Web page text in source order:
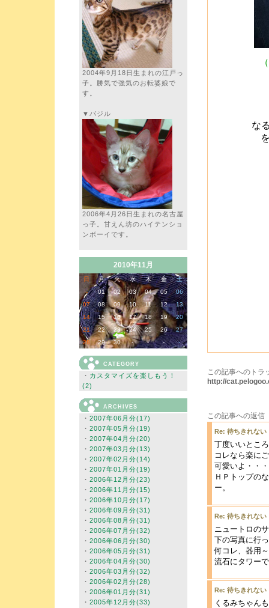
2004年9月18日生まれの江戸っ
子。勝気で強気のお転婆娘で
す。
▼バジル
2006年4月26日生まれの名古屋
っ子。甘えん坊のハイテンショ
ンボーイです。
2010年11月
日 月 火 水 木 金
土
-
01 02 03 04 05
06
07
08 09 10 11 12
13
14
15 16 17 18 19
20
21
22 23 24 25 26
27
28
29 30 - - - -
CATEGORY
・ カスタマイズを楽しもう！
(2)
ARCHIVES
・ 2007年06月分(17)
・ 2007年05月分(19)
・ 2007年04月分(20)
・ 2007年03月分(13)
・ 2007年02月分(14)
・ 2007年01月分(19)
・ 2006年12月分(23)
・ 2006年11月分(15)
・ 2006年10月分(17)
・ 2006年09月分(31)
・ 2006年08月分(31)
・ 2006年07月分(32)
・ 2006年06月分(30)
・ 2006年05月分(31)
・ 2006年04月分(30)
・ 2006年03月分(32)
・ 2006年02月分(28)
・ 2006年01月分(31)
・ 2005年12月分(33)
な
この記事へのトラ
http://
この記事への返信
Re: 待ちきれない
丁度いいとこ
コレなら楽に
可愛いよ・・
ＨＰトップの
ー。
Re: 待ちきれない
ニュートロの
下の写真に行
何コレ、器用
流石にタワー
Re: 待ちきれない
くるみちゃん